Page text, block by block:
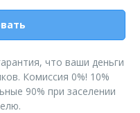
что ваши деньги
Комиссия 0%! 10%
90% при заселении